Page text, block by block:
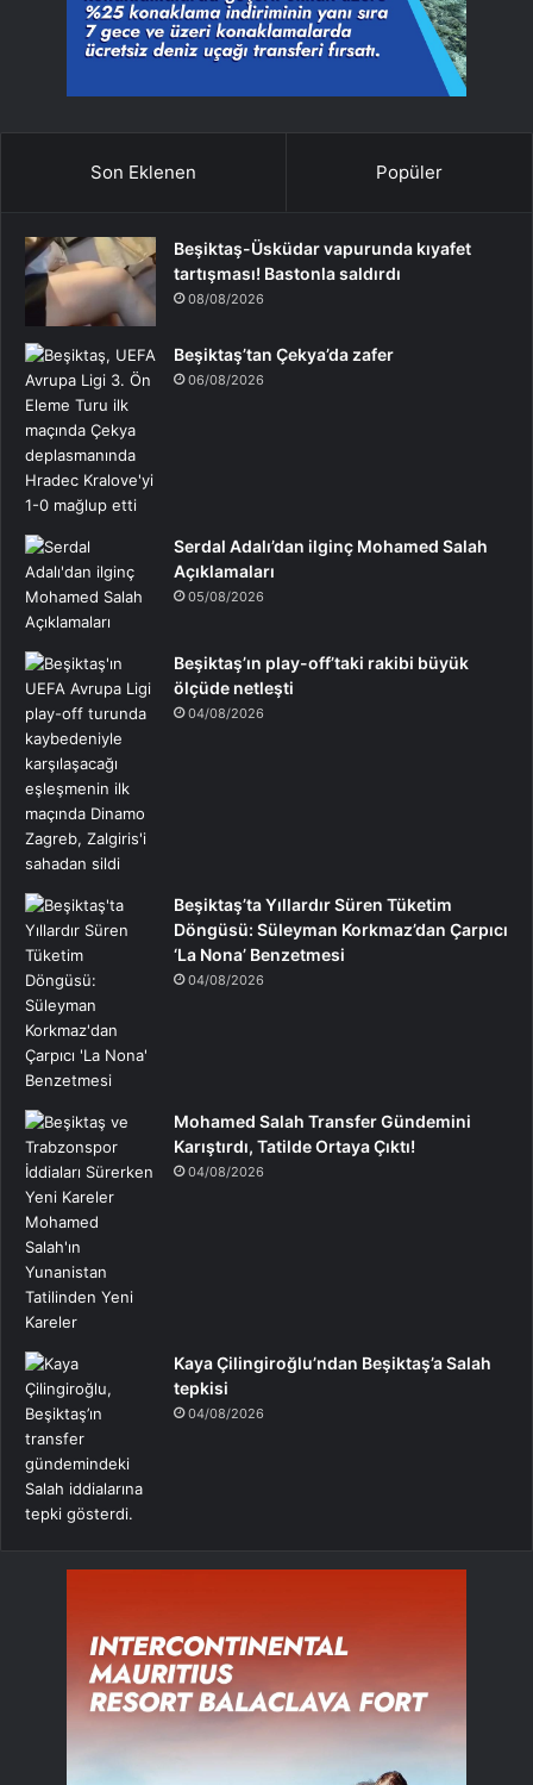
Son Eklenen Popüler
Beşiktaş-Üsküdar vapurunda kıyafet
tartışması! Bastonla saldırdı
08/08/2026
Beşiktaş’tan Çekya’da zafer
06/08/2026
Serdal Adalı’dan ilginç Mohamed Salah
Açıklamaları
05/08/2026
Beşiktaş’ın play-off’taki rakibi büyük
ölçüde netleşti
04/08/2026
Beşiktaş’ta Yıllardır Süren Tüketim
Döngüsü: Süleyman Korkmaz’dan Çarpıcı
‘La Nona’ Benzetmesi
04/08/2026
Mohamed Salah Transfer Gündemini
Karıştırdı, Tatilde Ortaya Çıktı!
04/08/2026
Kaya Çilingiroğlu’ndan Beşiktaş’a Salah
tepkisi
04/08/2026